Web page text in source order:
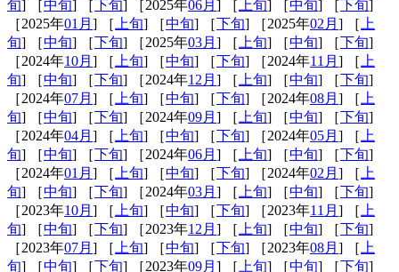
旬] ［中旬] ［ 下旬] ［2025年06月 ] ［上旬] ［中旬] ［ 下旬]
［2025年01月 ] ［上旬] ［中旬] ［ 下旬] ［2025年02月 ] ［上
旬] ［中旬] ［ 下旬] ［2025年03月 ] ［上旬] ［中旬] ［ 下旬]
［2024年10月 ] ［上旬] ［中旬] ［ 下旬] ［2024年11月 ] ［上
旬] ［中旬] ［ 下旬] ［2024年12月 ] ［上旬] ［中旬] ［ 下旬]
［2024年07月 ] ［上旬] ［中旬] ［ 下旬] ［2024年08月 ] ［上
旬] ［中旬] ［ 下旬] ［2024年09月 ] ［上旬] ［中旬] ［ 下旬]
［2024年04月 ] ［上旬] ［中旬] ［ 下旬] ［2024年05月 ] ［上
旬] ［中旬] ［ 下旬] ［2024年06月 ] ［上旬] ［中旬] ［ 下旬]
［2024年01月 ] ［上旬] ［中旬] ［ 下旬] ［2024年02月 ] ［上
旬] ［中旬] ［ 下旬] ［2024年03月 ] ［上旬] ［中旬] ［ 下旬]
［2023年10月 ] ［上旬] ［中旬] ［ 下旬] ［2023年11月 ] ［上
旬] ［中旬] ［ 下旬] ［2023年12月 ] ［上旬] ［中旬] ［ 下旬]
［2023年07月 ] ［上旬] ［中旬] ［ 下旬] ［2023年08月 ] ［上
旬] ［中旬] ［ 下旬] ［2023年09月 ] ［上旬] ［中旬] ［ 下旬]